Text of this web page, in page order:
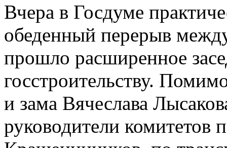
Вчера в Госдуме
обеденный перерыв
прошло расширенное
госстроительству.
и зама Вячеслава
руководители комитетов